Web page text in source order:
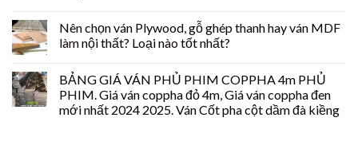
Nên chọn ván Plywood, gỗ ghép thanh hay ván MDF
làm nội thất? Loại nào tốt nhất?
BẢNG GIÁ VÁN PHỦ PHIM COPPHA 4m PHỦ
PHIM. Giá ván coppha đỏ 4m, Giá ván coppha đen
mới nhất 2024 2025. Ván Cốt pha cột dầm đà kiềng